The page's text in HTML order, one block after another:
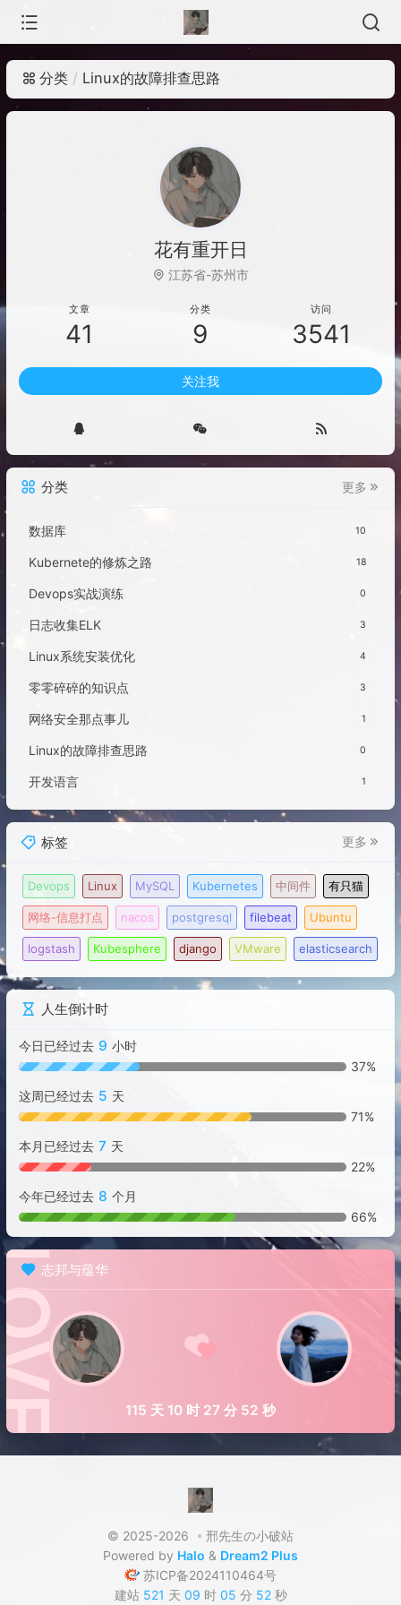
分类 Linux的故障排查思路
花有重开日
江苏省-苏州市
文章
41
分类
9
访问
3541
关注我
分类 更多
数据库 10
Kubernete的修炼之路 18
Devops实战演练 0
日志收集ELK 3
Linux系统安装优化 4
零零碎碎的知识点 3
网络安全那点事儿 1
Linux的故障排查思路 0
开发语言 1
标签 更多
Devops Linux MySQL Kubernetes 中间件 有只猫
网络-信息打点 nacos postgresql filebeat Ubuntu
logstash Kubesphere django VMware elasticsearch
人生倒计时
今日已经过去 9 小时
37%
这周已经过去 5 天
71%
本月已经过去 7 天
22%
今年已经过去 8 个月
66%
志邦与蕴华
115 天 10 时 27 分 52 秒
© 2025-2026
邢先生の小破站
Powered by Halo & Dream2 Plus
苏ICP备2024110464号
建站 521 天 09 时 05 分 52 秒